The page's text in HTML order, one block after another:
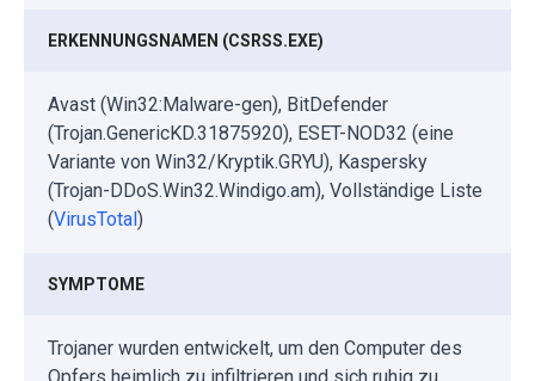
ERKENNUNGSNAMEN (CSRSS.EXE)
Avast (Win32:Malware-gen), BitDefender
(Trojan.GenericKD.31875920), ESET-NOD32 (eine
Variante von Win32/Kryptik.GRYU), Kaspersky
(Trojan-DDoS.Win32.Windigo.am), Vollständige Liste
(VirusTotal)
SYMPTOME
Trojaner wurden entwickelt, um den Computer des
Opfers heimlich zu infiltrieren und sich ruhig zu